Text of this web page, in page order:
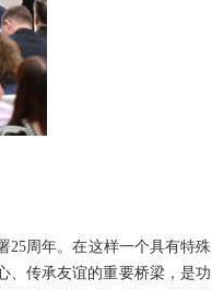
25周年。在这样一个具有特殊
、传承友谊的重要桥梁，是功